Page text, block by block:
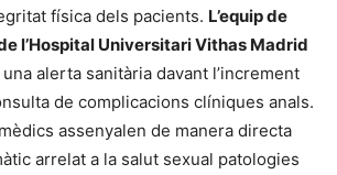
física dels pacients. L’equip de
l’Hospital Universitari Vithas Madrid
alerta sanitària davant l’increment
de complicacions clíniques anals.
assenyalen de manera directa
arrelat a la salut sexual patologies